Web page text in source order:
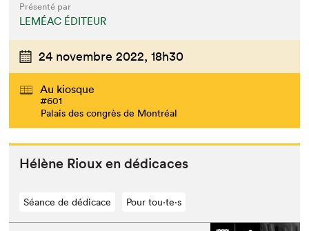
Présenté par
LEMÉAC ÉDITEUR
24 novembre 2022, 18h30
Au kiosque
#601
Palais des congrès de Montréal
Hélène Rioux en dédicaces
Séance de dédicace Pour tou⋅te⋅s